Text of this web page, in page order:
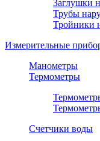
Заглушки
Трубы
Тройники
Измерительные
Манометры
Термометры
Счетчики воды